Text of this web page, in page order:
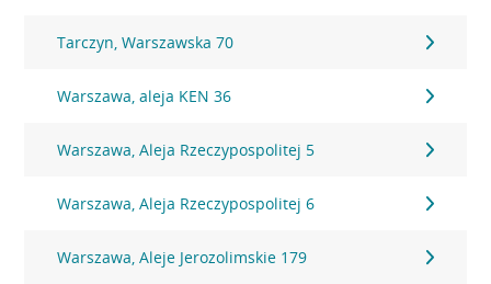
Tarczyn, Warszawska 70
Warszawa, aleja KEN 36
Warszawa, Aleja Rzeczypospolitej 5
Warszawa, Aleja Rzeczypospolitej 6
Warszawa, Aleje Jerozolimskie 179